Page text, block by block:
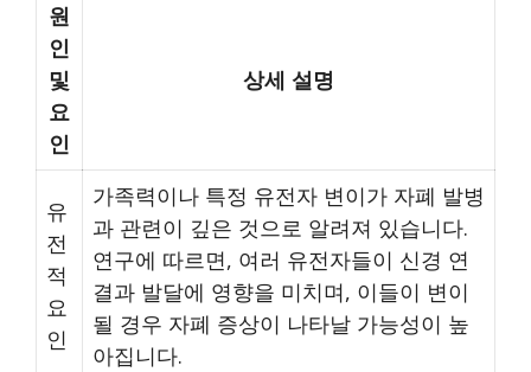
원
인
및
요
인
상세 설명
유
전
적
요
인
가족력이나 특정 유전자 변이가 자폐 발병
과 관련이 깊은 것으로 알려져 있습니다.
연구에 따르면, 여러 유전자들이 신경 연
결과 발달에 영향을 미치며, 이들이 변이
될 경우 자폐 증상이 나타날 가능성이 높
아집니다.